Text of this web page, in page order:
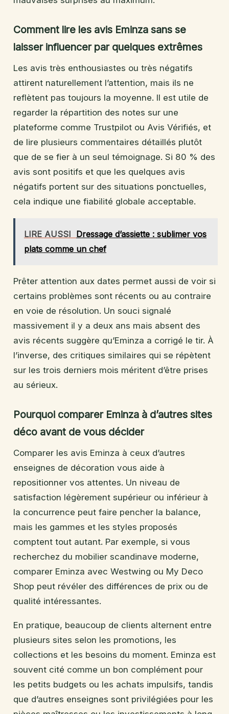
Comment lire les avis Eminza sans se
laisser influencer par quelques extrêmes
Les avis très enthousiastes ou très négatifs
attirent naturellement l’attention, mais ils ne
reflètent pas toujours la moyenne. Il est utile de
regarder la répartition des notes sur une
plateforme comme Trustpilot ou Avis Vérifiés, et
de lire plusieurs commentaires détaillés plutôt
que de se fier à un seul témoignage. Si 80 % des
avis sont positifs et que les quelques avis
négatifs portent sur des situations ponctuelles,
cela indique une fiabilité globale acceptable.
LIRE AUSSI Dressage d’assiette : sublimer vos
plats comme un chef
Prêter attention aux dates permet aussi de voir si
certains problèmes sont récents ou au contraire
en voie de résolution. Un souci signalé
massivement il y a deux ans mais absent des
avis récents suggère qu’Eminza a corrigé le tir. À
l’inverse, des critiques similaires qui se répètent
sur les trois derniers mois méritent d’être prises
au sérieux.
Pourquoi comparer Eminza à d’autres sites
déco avant de vous décider
Comparer les avis Eminza à ceux d’autres
enseignes de décoration vous aide à
repositionner vos attentes. Un niveau de
satisfaction légèrement supérieur ou inférieur à
la concurrence peut faire pencher la balance,
mais les gammes et les styles proposés
comptent tout autant. Par exemple, si vous
recherchez du mobilier scandinave moderne,
comparer Eminza avec Westwing ou My Deco
Shop peut révéler des différences de prix ou de
qualité intéressantes.
En pratique, beaucoup de clients alternent entre
plusieurs sites selon les promotions, les
collections et les besoins du moment. Eminza est
souvent cité comme un bon complément pour
les petits budgets ou les achats impulsifs, tandis
que d’autres enseignes sont privilégiées pour les